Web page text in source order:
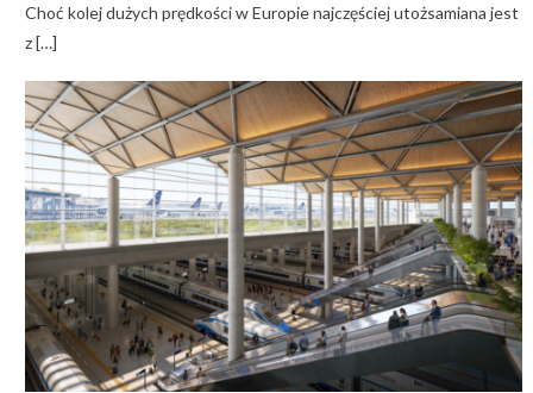
Choć kolej dużych prędkości w Europie najczęściej utożsamiana jest
z […]